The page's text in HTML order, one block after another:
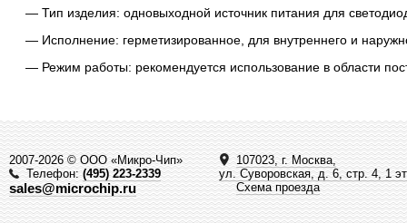
Тип изделия: одновыходной источник питания для
Исполнение: герметизированное, для внутреннего и
Режим работы: рекомендуется использование в области
2007-2026 © ООО «Микро-Чип»
Телефон:(495) 223-2339
sales@microchip.ru
107023, г. Москва,
ул. Суворовская, д. 6, стр. 4, 1
Схема проезда